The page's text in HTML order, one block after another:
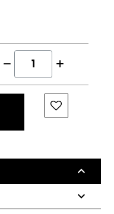
expand_less
expand_more